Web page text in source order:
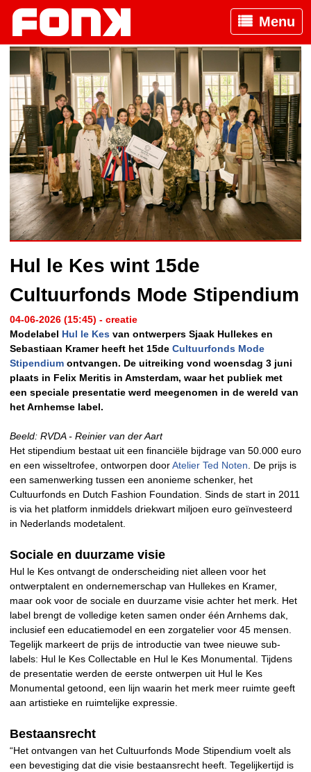
Menu
Hul le Kes wint 15de
Cultuurfonds Mode Stipendium
04-06-2026 (15:45) - creatie
Modelabel Hul le Kes van ontwerpers Sjaak Hullekes en
Sebastiaan Kramer heeft het 15de Cultuurfonds Mode
Stipendium ontvangen. De uitreiking vond woensdag 3 juni
plaats in Felix Meritis in Amsterdam, waar het publiek met
een speciale presentatie werd meegenomen in de wereld van
het Arnhemse label.
Beeld: RVDA - Reinier van der Aart
Het stipendium bestaat uit een financiële bijdrage van 50.000 euro
en een wisseltrofee, ontworpen doorAtelier Ted Noten. De prijs is
een samenwerking tussen een anonieme schenker, het
Cultuurfonds en Dutch Fashion Foundation. Sinds de start in 2011
is via het platform inmiddels driekwart miljoen euro geïnvesteerd
in Nederlands modetalent.
Sociale en duurzame visie
Hul le Kes ontvangt de onderscheiding niet alleen voor het
ontwerptalent en ondernemerschap van Hullekes en Kramer,
maar ook voor de sociale en duurzame visie achter het merk. Het
label brengt de volledige keten samen onder één Arnhems dak,
inclusief een educatiemodel en een zorgatelier voor 45 mensen.
Tegelijk markeert de prijs de introductie van twee nieuwe sub-
labels: Hul le Kes Collectable en Hul le Kes Monumental. Tijdens
de presentatie werden de eerste ontwerpen uit Hul le Kes
Monumental getoond, een lijn waarin het merk meer ruimte geeft
aan artistieke en ruimtelijke expressie.
Bestaansrecht
“Het ontvangen van het Cultuurfonds Mode Stipendium voelt als
een bevestiging dat die visie bestaansrecht heeft. Tegelijkertijd is